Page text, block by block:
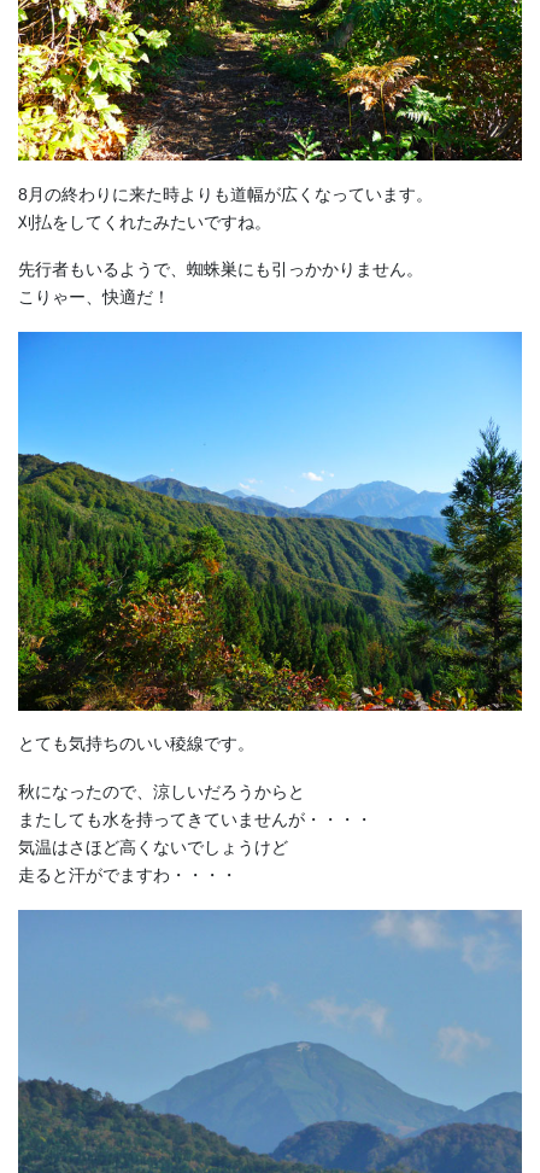
8月の終わりに来た時よりも道幅が広くなっています。
刈払をしてくれたみたいですね。
先行者もいるようで、蜘蛛巣にも引っかかりません。
こりゃー、快適だ！
とても気持ちのいい稜線です。
秋になったので、涼しいだろうからと
またしても水を持ってきていませんが・・・・
気温はさほど高くないでしょうけど
走ると汗がでますわ・・・・